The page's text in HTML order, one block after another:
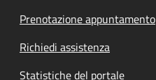
Prenotazione appuntamento
Richiedi assistenza
Statistiche del portale